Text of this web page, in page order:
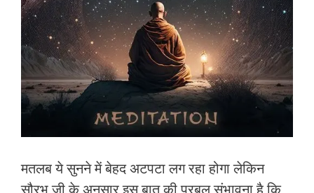
मतलब ये सुनने में बेहद अटपटा लग रहा होगा लेकिन